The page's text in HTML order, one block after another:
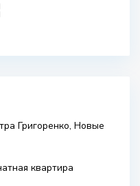
Григоренко, Новые
квартира